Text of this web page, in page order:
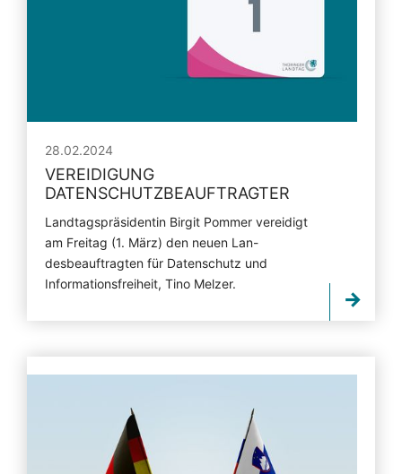
28.02.2024
VEREIDIGUNG
DATENSCHUTZBEAUFTRAGTER
Landtagspräsidentin Birgit Pommer vereidigt
am Freitag (1. März) den neuen Lan-
desbeauftragten für Datenschutz und
Informationsfreiheit, Tino Melzer.